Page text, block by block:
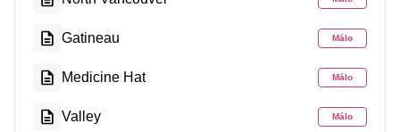
Gatineau Málo
Medicine Hat Málo
Valley Málo